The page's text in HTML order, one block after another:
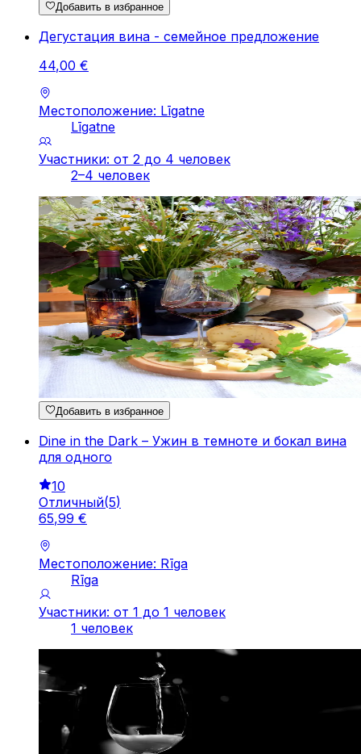
Добавить в избранное
Дегустация вина - семейное предложение
44,00 €
Местоположение: Līgatne
Līgatne
Участники: от 2 до 4 человек
2–4 человек
Добавить в избранное
Dine in the Dark – Ужин в темноте и бокал вина
для одного
10
Отличный(5)
65,99 €
Местоположение: Rīga
Rīga
Участники: от 1 до 1 человек
1 человек